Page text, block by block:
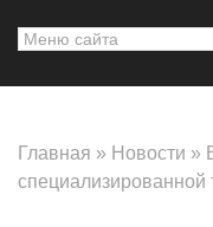
Главная » Новости »
специализированной